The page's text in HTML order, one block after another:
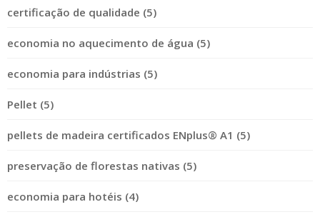
certificação de qualidade (5)
economia no aquecimento de água (5)
economia para indústrias (5)
Pellet (5)
pellets de madeira certificados ENplus® A1 (5)
preservação de florestas nativas (5)
economia para hotéis (4)